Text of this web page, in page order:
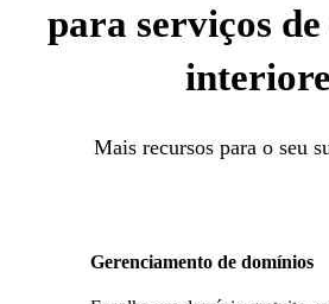
para serviços de
Mais recursos para o seu
Gerenciamento de domínios